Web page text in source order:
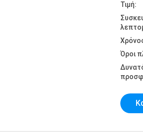
Τιμή:
Όροι